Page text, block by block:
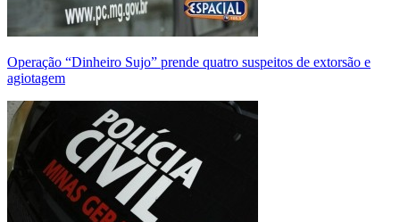
Operação “Dinheiro Sujo” prende quatro suspeitos de extorsão e
agiotagem